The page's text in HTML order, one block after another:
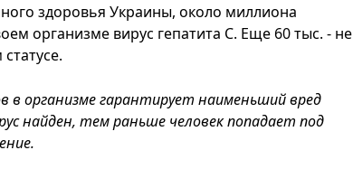
здоровья Украины, около миллиона
организме вирус гепатита С. Еще 60 тыс. - не
в организме гарантирует наименьший вред
найден, тем раньше человек попадает под